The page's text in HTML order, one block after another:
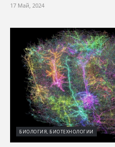
17 Май, 2024
БИОЛОГИЯ, БИОТЕХНОЛОГИИ